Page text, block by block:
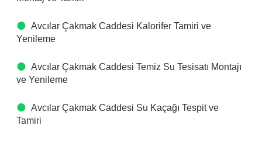
Avcılar Çakmak Caddesi Kalorifer Tamiri ve
Yenileme
Avcılar Çakmak Caddesi Temiz Su Tesisatı Montajı
ve Yenileme
Avcılar Çakmak Caddesi Su Kaçağı Tespit ve
Tamiri